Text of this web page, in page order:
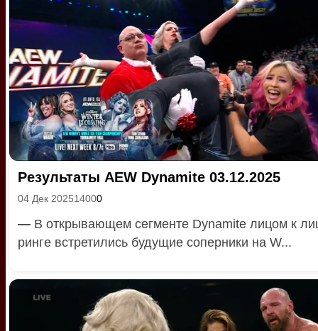
Результаты AEW Dynamite 03.12.2025
04 Дек 202514000
— В открывающем сегменте Dynamite лицом к
ринге встретились будущие соперники на W...